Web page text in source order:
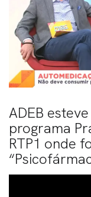
ADEB
programa
RTP1 onde